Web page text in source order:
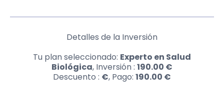
Detalles de la Inversión
Tu plan seleccionado: Experto en Salud
Biológica, Inversión : 190.00 €
Descuento : €, Pago: 190.00 €